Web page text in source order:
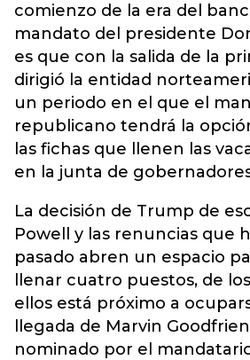
comienzo de la era del
mandato del presidente
es que con la salida de la
dirigió la entidad
un periodo en el que el
republicano tendrá la
las fichas que llenen las
en la junta de
La decisión de Trump de
Powell y las renuncias que
pasado abren un espacio
llenar cuatro puestos, de
ellos está próximo a
llegada de Marvin
nominado por el